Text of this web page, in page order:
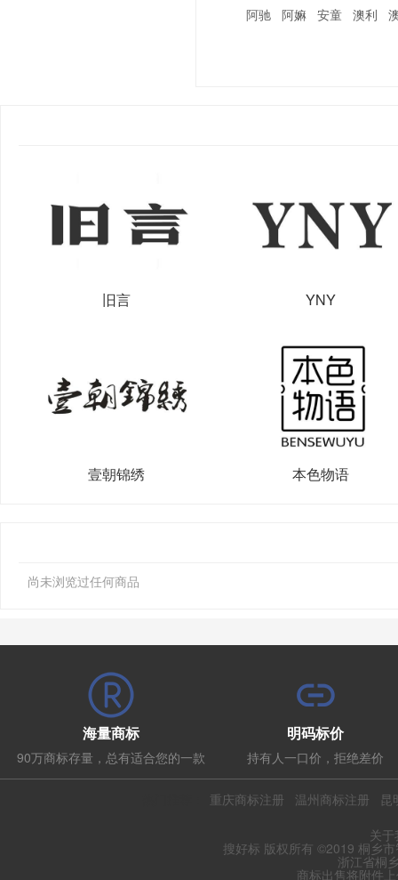
阿驰 阿嫲 安童 澳利
旧言 YNY
壹朝锦绣 本色物语
尚未浏览过任何商品
海量商标
90万商标存量，总有适合您的一款
明码标价
持有人一口价，拒绝差价
重庆商标注册 温州商标注册
昆
关
搜好标 版权所有 ©2019 桐乡
浙江省桐
商标出售将附件